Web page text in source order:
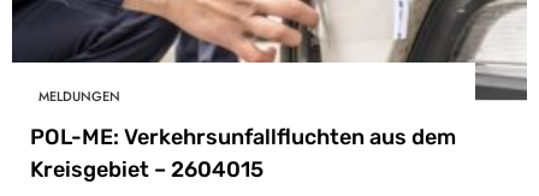
MELDUNGEN
POL-ME: Verkehrsunfallfluchten aus dem
Kreisgebiet – 2604015